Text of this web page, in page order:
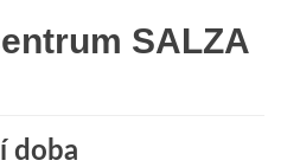
SALZA
doba